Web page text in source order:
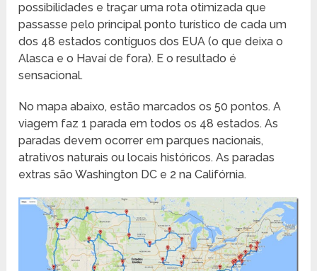
possibilidades e traçar uma rota otimizada que
passasse pelo principal ponto turístico de cada um
dos 48 estados contíguos dos EUA (o que deixa o
Alasca e o Havaí de fora). E o resultado é
sensacional.
No mapa abaixo, estão marcados os 50 pontos. A
viagem faz 1 parada em todos os 48 estados. As
paradas devem ocorrer em parques nacionais,
atrativos naturais ou locais históricos. As paradas
extras são Washington DC e 2 na Califórnia.